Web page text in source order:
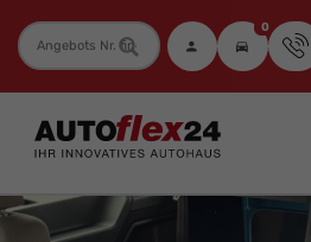
Fahrzeugnummer 0
Autoflex24
GmbH
-
EU-